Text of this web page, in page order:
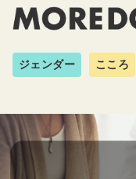
ジェンダー こころ